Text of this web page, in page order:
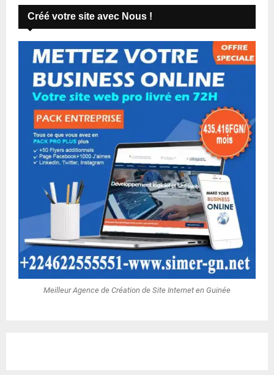
Créé votre site avec Nous !
Meilleur Agence de Création de Site Internet en Guinée